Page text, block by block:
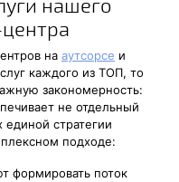
на аутсорсе и
каждого из ТОП, то
закономерность:
не отдельный
единой стратегии
подходе:
формировать поток